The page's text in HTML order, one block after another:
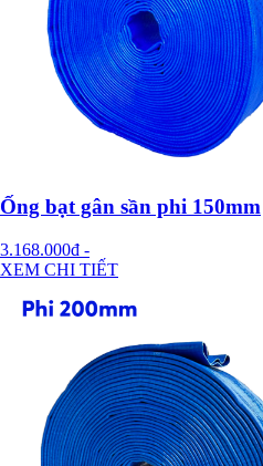
Ống bạt gân sần phi 150mm
3.168.000đ -
XEM CHI TIẾT